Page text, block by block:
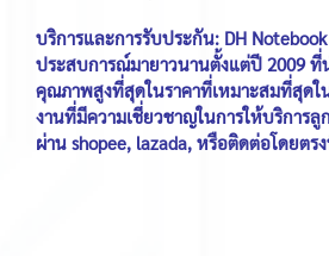
บริการและการรับประกัน: DH
ประสบการณ์มายาวนานตั้งแต่ปี 2009
คุณภาพสูงที่สุดในราคาที่เหมาะสมที่สุด
งานที่มีความเชี่ยวชาญในการให้บริการ
ผ่าน shopee, lazada, หรือติดต่อโดยตร